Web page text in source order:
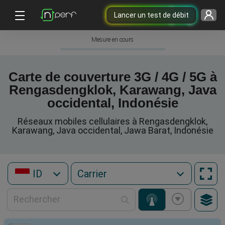
Lancer un test de débit
Mesure en cours
Carte de couverture 3G / 4G / 5G à
Rengasdengklok, Karawang, Java
occidental, Indonésie
Réseaux mobiles cellulaires à Rengasdengklok,
Karawang, Java occidental, Jawa Barat, Indonésie
ID